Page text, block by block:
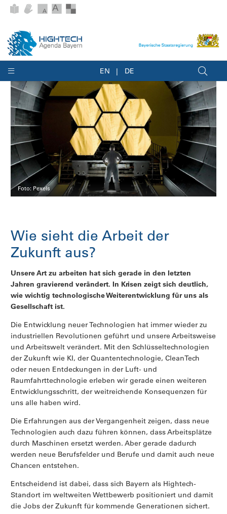
EN DE
Foto: Pexels
Wie sieht die Arbeit der
Zukunft aus?
Unsere Art zu arbeiten hat sich gerade in den letzten
Jahren gravierend verändert. In Krisen zeigt sich deutlich,
wie wichtig technologische Weiterentwicklung für uns als
Gesellschaft ist.
Die Entwicklung neuer Technologien hat immer wieder zu
industriellen Revolutionen geführt und unsere Arbeitsweise
und Arbeitswelt verändert. Mit den Schlüsseltechnologien
der Zukunft wie KI, der Quantentechnologie, CleanTech
oder neuen Entdeckungen in der Luft- und
Raumfahrttechnologie erleben wir gerade einen weiteren
Entwicklungsschritt, der weitreichende Konsequenzen für
uns alle haben wird.
Die Erfahrungen aus der Vergangenheit zeigen, dass neue
Technologien auch dazu führen können, dass Arbeitsplätze
durch Maschinen ersetzt werden. Aber gerade dadurch
werden neue Berufsfelder und Berufe und damit auch neue
Chancen entstehen.
Entscheidend ist dabei, dass sich Bayern als Hightech-
Standort im weltweiten Wettbewerb positioniert und damit
die Jobs der Zukunft für kommende Generationen sichert.